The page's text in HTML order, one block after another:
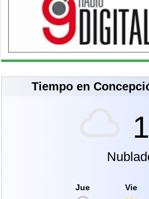
Tiempo en
Jue Vie